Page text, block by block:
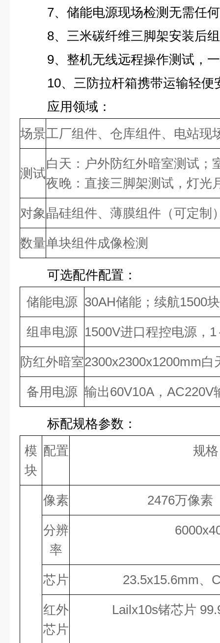
7、储能电源现场检测无需任
8、三米碳纤维三脚架安装后
9、整机无线远程操作测试，
10、三防拉杆箱携带运输轻便
应用领域：
场景工厂组件、仓库组件、电站现
测试
白天：户外防红外暗室测试；
夜晚：直接三脚架测试，灯光
对象晶硅组件、薄膜组件（可定制
数量单块组件成像检测
可选配件配置：
储能电源 30AH储能；续航1500
组串电源 1500V进口程控电源， 1
防红外暗室2300x2300x1200mm白
备用电源 输出60V10A，AC220V
标配规格参数：
模
块
配置 规格
像素 2476万像素
分辨
率
芯片 23.5x15.6mm、
红外
芯片
Lailx10s锗芯片